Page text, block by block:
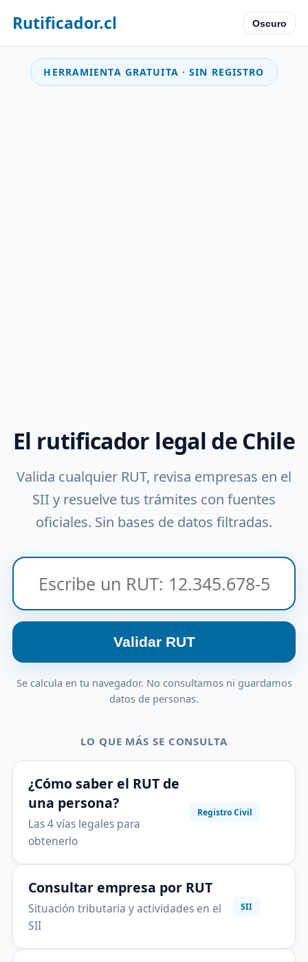
Rutificador.cl Oscuro
HERRAMIENTA GRATUITA · SIN REGISTRO
El rutificador legal de Chile
Valida cualquier RUT, revisa empresas en el
SII y resuelve tus trámites con fuentes
oficiales. Sin bases de datos filtradas.
Validar RUT
Se calcula en tu navegador. No consultamos ni guardamos
datos de personas.
LO QUE MÁS SE CONSULTA
¿Cómo saber el RUT de
una persona?
Las 4 vías legales para
obtenerlo
Registro Civil
Consultar empresa por RUT
Situación tributaria y actividades en el
SII
SII